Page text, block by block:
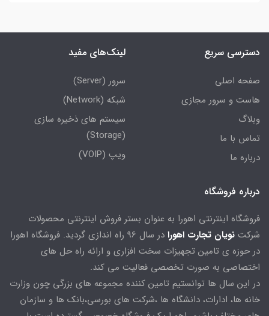
دسترسی سریع
صفحه اصلی
هاست و سرور مجازی
وبلاگ
تماس با ما
درباره ما
لینک‌های مفید
سرور (Server)
شبکه (Network)
سیستم های ذخیره سازی
(Storage)
ویپ (VOIP)
درباره فروشگاه
فروشگاه اینترنتی اهورا به عنوان بستر فروش اینترنتی محصولات
شرکت نویان تجارت اهورا
در سال 96 راه اندازی گردید. فروشگاه اهورا
در حوزه ی تامین تجهیزات سخت افزاری و ارائه راه حل های
اختصاصی به صورت تخصصی فعالیت می کند.
در این سال ها توانستیم تامین کننده مجموعه های بزرگی چون وزارت
خانه ها، ادارات، دانشگاه ها ،شرکت های بورسی،بانک ها و سازمان